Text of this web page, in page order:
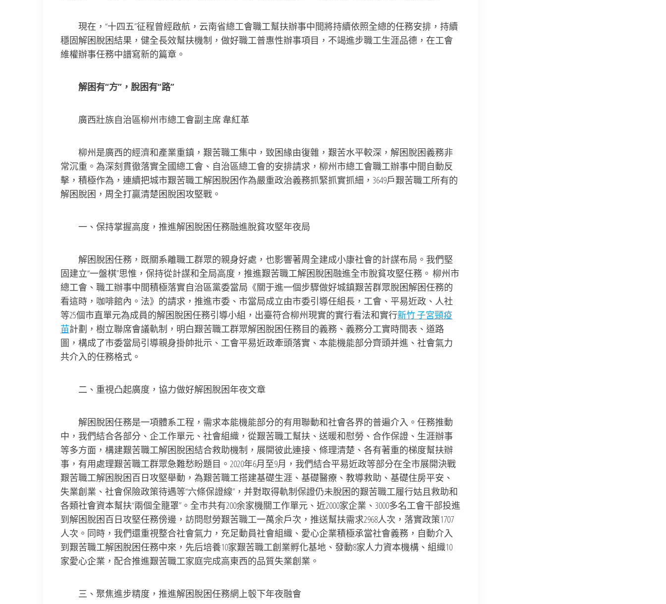
現在，“十四五”征程曾經啟航，云南省總工會職工幫扶辦事中間將持續依照全總的任務安排，持續
穩固解困脫困結果，健全長效幫扶機制，做好職工普惠性辦事項目，不竭進步職工生涯品德，在工會
維權辦事任務中譜寫新的篇章。
解困有“方”，脫困有“路”
廣西壯族自治區柳州市總工會副主席 韋紅革
柳州是廣西的經濟和產業重鎮，艱苦職工集中，致困緣由復雜，艱苦水平較深，解困脫困義務非
常沉重。為深刻貫徹落實全國總工會、自治區總工會的安排請求，柳州市總工會職工辦事中間自動反
擊，積極作為，連續把城市艱苦職工解困脫困作為嚴重政治義務抓緊抓實抓細，3649戶艱苦職工所有的
解困脫困，周全打贏清楚困脫困攻堅戰。
一、保持掌握高度，推進解困脫困任務融進脫貧攻堅年夜局
解困脫困任務，既關系離職工群眾的親身好處，也影響著周全建成小康社會的計謀布局。我們堅
固建立“一盤棋”思惟，保持從計謀和全局高度，推進艱苦職工解困脫困融進全市脫貧攻堅任務。 柳州市
總工會、職工辦事中間積極落實自治區黨委當局《關于進一個步驟做好城鎮艱苦群眾脫困解困任務的
看這時，咖啡館內。法》的請求，推進市委、市當局成立由市委引導任組長，工會、平易近政、人社
等25個市直單元為成員的解困脫困任務引導小組，出臺符合柳州現實的實行看法和實行新竹 子宮頸疫
苗計劃，樹立聯席會議軌制，明白艱苦職工群眾解困脫困任務目的義務、義務分工實時間表、道路
圖，構成了市委當局引導親身掛帥批示、工會平易近政牽頭落實、本能機能部分齊頭并進、社會氣力
共介入的任務格式。
二、重視凸起廣度，協力做好解困脫困年夜文章
解困脫困任務是一項體系工程，需求本能機能部分的有用聯動和社會各界的普遍介入。任務推動
中，我們結合各部分、企工作單元、社會組織，從艱苦職工幫扶、送暖和慰勞、合作保證、生涯辦事
等多方面，構建艱苦職工解困脫困結合救助機制，展開彼此連接、條理清楚、各有著重的梯度幫扶辦
事，有用處理艱苦職工群眾急難愁盼題目。2020年6月至9月，我們結合平易近政等部分在全市展開決戰
艱苦職工解困脫困百日攻堅舉動，為艱苦職工搭建基礎生涯、基礎醫療、教導救助、基礎住房平安、
失業創業、社會保險政策待遇等“六條保證線”，并對取得軌制保證仍未脫困的艱苦職工履行姑且救助和
各類社會資本幫扶“兩個全籠罩”。全市共有200余家機關工作單元、近2000家企業、3000多名工會干部投進
到解困脫困百日攻堅任務傍邊，訪問慰勞艱苦職工一萬余戶次，推送幫扶需求2968人次，落實政策1707
人次。同時，我們還重視整合社會氣力，充足動員社會組織、愛心企業積極承當社會義務，自動介入
到艱苦職工解困脫困任務中來，先后培養10家艱苦職工創業孵化基地、發動8家人力資本機構、組織10
家愛心企業，配合推進艱苦職工家庭完成高東西的品質失業創業。
三、聚焦進步精度，推進解困脫困任務網上彀下年夜融會